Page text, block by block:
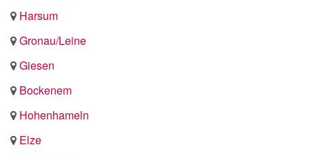
Harsum
Gronau/Leine
Giesen
Bockenem
Hohenhameln
Elze